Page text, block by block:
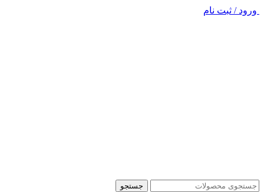
ورود / ثبت نام
جستجو